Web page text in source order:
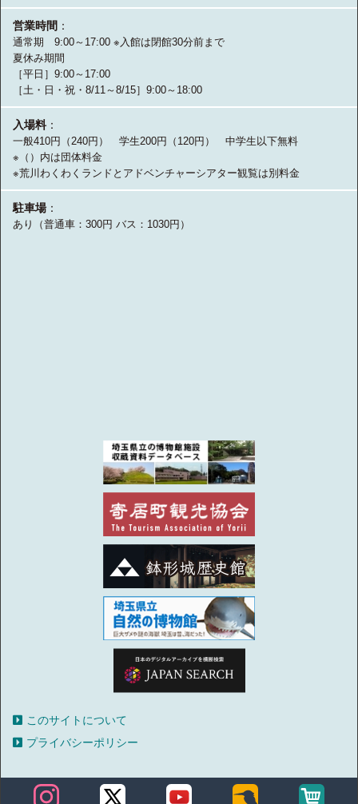
営業時間 ：
通常期 9:00～17:00 ※入館は閉館30分前まで
夏休み期間
［平日］9:00～17:00
［土・日・祝・8/11～8/15］9:00～18:00
入場料：
一般410円（240円） 学生200円（120円） 中学生以下無料
※（）内は団体料金
※荒川わくわくランドとアドベンチャーシアター観覧は別料金
駐車場：
あり（普通車：300円 バス：1030円）
このサイトについて
プライバシーポリシー